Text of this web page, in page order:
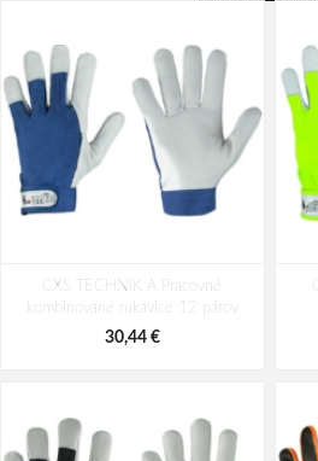
CXS TECHNIK A Pracovné
kombinované rukavice 12 párov
30,44 €